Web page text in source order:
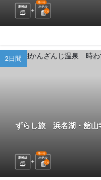
新幹線 ホテル
選べる
1 泊
2日間
ずらし旅 浜名湖・舘山
新幹線 ホテル
選べる
1 泊